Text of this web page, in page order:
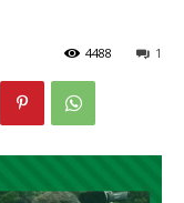
1
4488